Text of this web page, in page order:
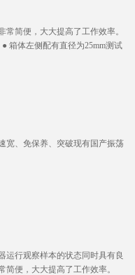
简便，大大提高了工作效率。
箱体左侧配有直径为25mm测试
宽、免保养、突破现有国产振荡
运行观察样本的状态同时具有良
便，大大提高了工作效率。